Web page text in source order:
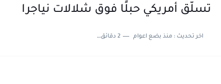
تسلّق أمريكي حبلًا فوق شلالات نياجرا
اخر تحديث :منذ بضع اعوام 2 دقائق للقراءة